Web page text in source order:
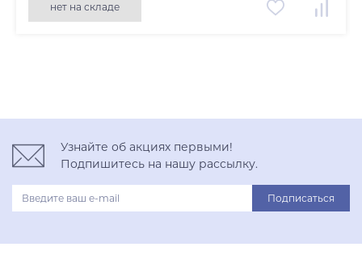
нет на складе
Узнайте об акциях первыми!
Подпишитесь на нашу рассылку.
Подписаться